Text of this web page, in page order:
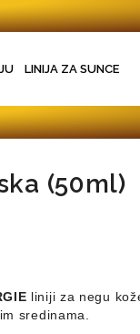
LINIJA ZA SUNCE
(50ml)
liniji za negu
sredinama.